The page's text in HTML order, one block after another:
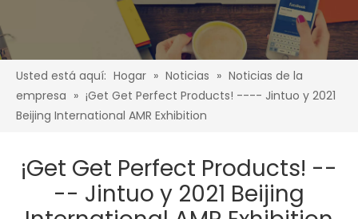
Usted está aquí: Hogar » Noticias » Noticias de la
empresa » ¡Get Get Perfect Products! ---- Jintuo y 2021
Beijing International AMR Exhibition
¡Get Get Perfect Products! --
-- Jintuo y 2021 Beijing